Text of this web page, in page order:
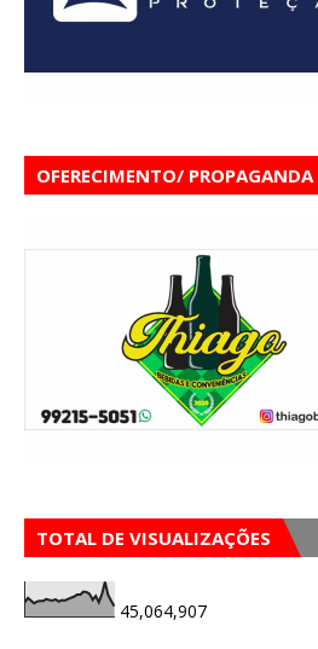
OFERECIMENTO/ PROPAGANDA
TOTAL DE VISUALIZAÇÕES
45,064,907